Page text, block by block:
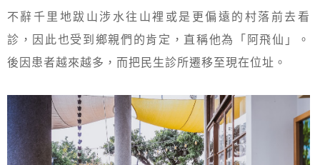
不辭千里地跋山涉水往山裡或是更偏遠的村落前去看
診，因此也受到鄉親們的肯定，直稱他為「阿飛仙」。
後因患者越來越多，而把民生診所遷移至現在位址。